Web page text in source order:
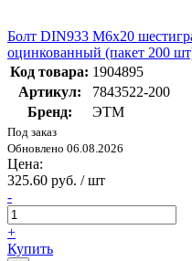
Болт DIN933 М6х20
оцинкованный (пакет 200
Код товара: 1904895
Артикул:
7843522-200
Бренд:
ЭТМ
Под заказ
Обновлено 06.08.2026
Цена:
325.60 руб. / шт
-
+
Купить